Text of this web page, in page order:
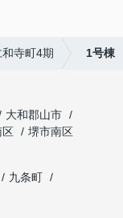
寺町4期 1号棟
大和郡山市
区
堺市南区
九条町